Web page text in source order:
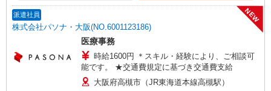
派遣社員
株式会社パソナ・大阪(NO.6001123186)
NEW
医療事務
時給1600円 ＊スキル・経験により、ご相談可
能です。 ★交通費規定に基づき交通費支給
大阪府高槻市（JR東海道本線高槻駅）